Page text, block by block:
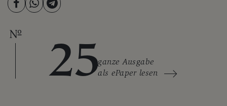
25ganze Ausgabe
als ePaper lesen